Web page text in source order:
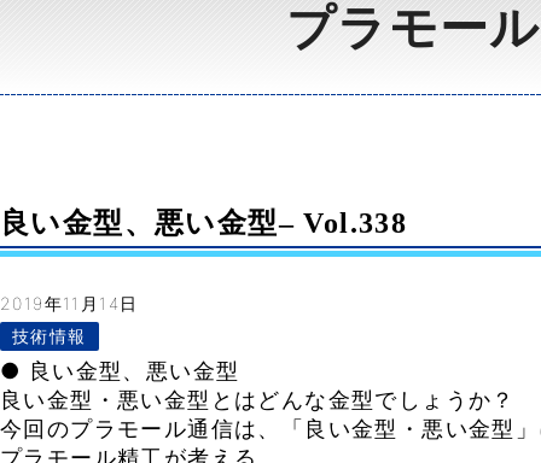
プラモー
良い金型、悪い金型– Vol.338
2019年11月14日
技術情報
● 良い金型、悪い金型
良い金型・悪い金型とはどんな金型でしょうか？
今回のプラモール通信は、「良い金型・悪い金型
プラモール精工が考える